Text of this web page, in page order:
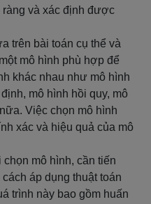
và xác định được
trên bài toán cụ thể và
mô hình phù hợp để
khác nhau như mô hình
mô hình hồi quy, mô
Việc chọn mô hình
xác và hiệu quả của mô
mô hình, cần tiến
áp dụng thuật toán
trình này bao gồm huấn